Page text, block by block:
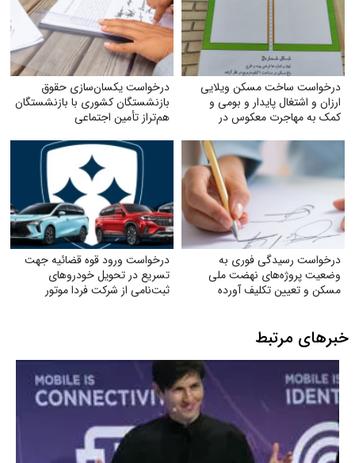
درخواست ساخت مسکن ویلایی
ارزان و اشتغال پایدار و بومی و
کمک به مهاجرت معکوس در
درخواست یکسان‌سازی حقوق
بازنشستگان کشوری با بازنشستگان
هم‌تراز تأمین اجتماعی
درخواست رسیدگی فوری به
وضعیت پروژه‌های نهضت ملی
مسکن و تعیین تکلیف آورده
درخواست ورود قوه قضائیه جهت
تسریع در تحویل خودروهای
ثبت‌نامی از شرکت فردا موتور
خبرهای مرتبط